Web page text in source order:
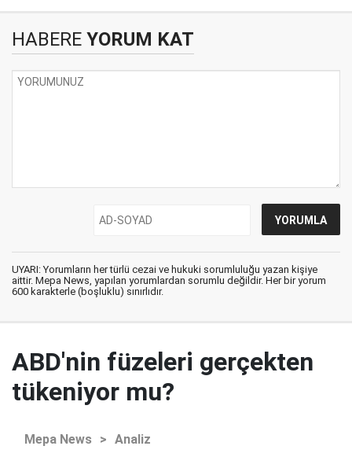
HABERE YORUM KAT
UYARI: Yorumların her türlü cezai ve hukuki sorumluluğu yazan kişiye
aittir. Mepa News, yapılan yorumlardan sorumlu değildir. Her bir yorum
600 karakterle (boşluklu) sınırlıdır.
ABD'nin füzeleri gerçekten
tükeniyor mu?
Mepa News > Analiz